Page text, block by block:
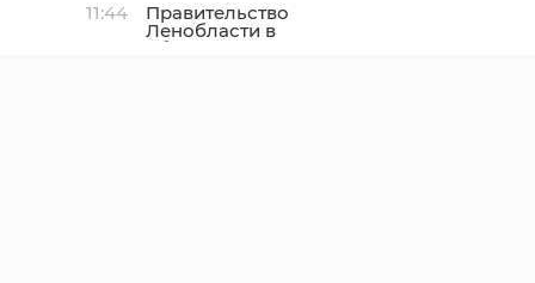
11:44 Правительство
Ленобласти в
обращении напомнило